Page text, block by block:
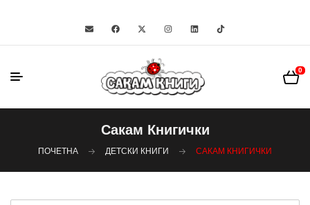
0
Сакам Книгички
ПОЧЕТНА ДЕТСКИ КНИГИ САКАМ КНИГИЧКИ